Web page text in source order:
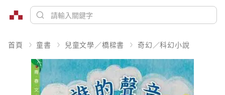
首頁 童書 兒童文學／橋樑書 奇幻／科幻小說